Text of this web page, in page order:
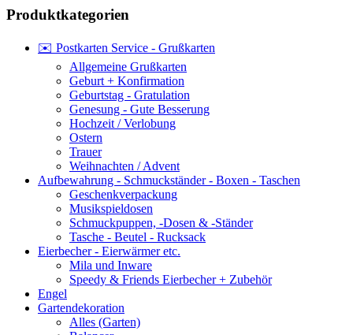
Produktkategorien
✉️ Postkarten Service - Grußkarten
Allgemeine Grußkarten
Geburt + Konfirmation
Geburtstag - Gratulation
Genesung - Gute Besserung
Hochzeit / Verlobung
Ostern
Trauer
Weihnachten / Advent
Aufbewahrung - Schmuckständer - Boxen - Taschen
Geschenkverpackung
Musikspieldosen
Schmuckpuppen, -Dosen & -Ständer
Tasche - Beutel - Rucksack
Eierbecher - Eierwärmer etc.
Mila und Inware
Speedy & Friends Eierbecher + Zubehör
Engel
Gartendekoration
Alles (Garten)